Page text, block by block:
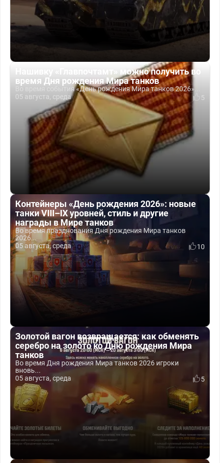
Нашивку «Главпочтамт» можно получить во
время Дня рождения Мира танков
Во время события «День рождения Мира танков 2026»...
05 августа, среда
5
Контейнеры «День рождения 2026»: новые
танки VIII–IX уровней, стиль и другие
награды в Мире танков
Во время празднования Дня рождения Мира танков
2026...
05 августа, среда
10
Золотой вагон возвращается: как обменять
серебро на золото ко Дню рождения Мира
танков
Во время Дня рождения Мира танков 2026 игроки
вновь...
05 августа, среда
5